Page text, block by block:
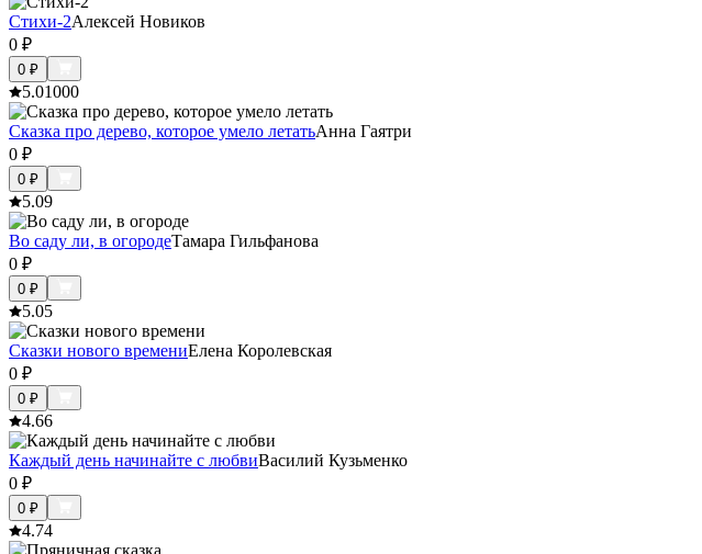
Стихи-2Алексей Новиков
0 ₽
0 ₽
5.01000
Сказка про дерево, которое умело летатьАнна Гаятри
0 ₽
0 ₽
5.09
Во саду ли, в огородеТамара Гильфанова
0 ₽
0 ₽
5.05
Сказки нового времениЕлена Королевская
0 ₽
0 ₽
4.66
Каждый день начинайте с любвиВасилий Кузьменко
0 ₽
0 ₽
4.74